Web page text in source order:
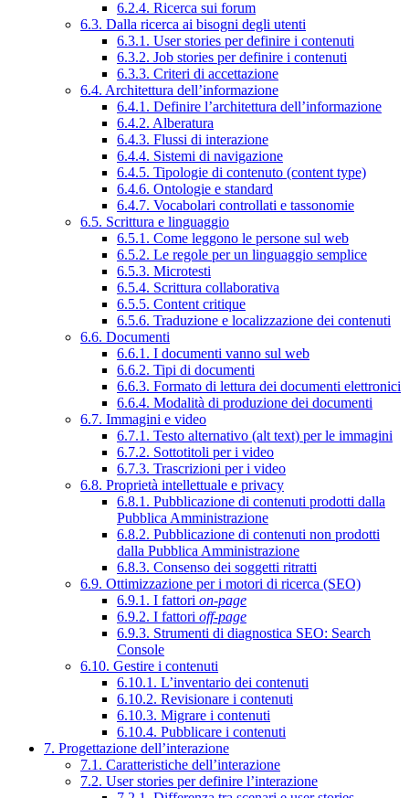
6.2.4. Ricerca sui forum
6.3. Dalla ricerca ai bisogni degli utenti
6.3.1. User stories per definire i contenuti
6.3.2. Job stories per definire i contenuti
6.3.3. Criteri di accettazione
6.4. Architettura dell’informazione
6.4.1. Definire l’architettura dell’informazione
6.4.2. Alberatura
6.4.3. Flussi di interazione
6.4.4. Sistemi di navigazione
6.4.5. Tipologie di contenuto (content type)
6.4.6. Ontologie e standard
6.4.7. Vocabolari controllati e tassonomie
6.5. Scrittura e linguaggio
6.5.1. Come leggono le persone sul web
6.5.2. Le regole per un linguaggio semplice
6.5.3. Microtesti
6.5.4. Scrittura collaborativa
6.5.5. Content critique
6.5.6. Traduzione e localizzazione dei contenuti
6.6. Documenti
6.6.1. I documenti vanno sul web
6.6.2. Tipi di documenti
6.6.3. Formato di lettura dei documenti elettronici
6.6.4. Modalità di produzione dei documenti
6.7. Immagini e video
6.7.1. Testo alternativo (alt text) per le immagini
6.7.2. Sottotitoli per i video
6.7.3. Trascrizioni per i video
6.8. Proprietà intellettuale e privacy
6.8.1. Pubblicazione di contenuti prodotti dalla
Pubblica Amministrazione
6.8.2. Pubblicazione di contenuti non prodotti
dalla Pubblica Amministrazione
6.8.3. Consenso dei soggetti ritratti
6.9. Ottimizzazione per i motori di ricerca (SEO)
6.9.1. I fattori on-page
6.9.2. I fattori off-page
6.9.3. Strumenti di diagnostica SEO: Search
Console
6.10. Gestire i contenuti
6.10.1. L’inventario dei contenuti
6.10.2. Revisionare i contenuti
6.10.3. Migrare i contenuti
6.10.4. Pubblicare i contenuti
7. Progettazione dell’interazione
7.1. Caratteristiche dell’interazione
7.2. User stories per definire l’interazione